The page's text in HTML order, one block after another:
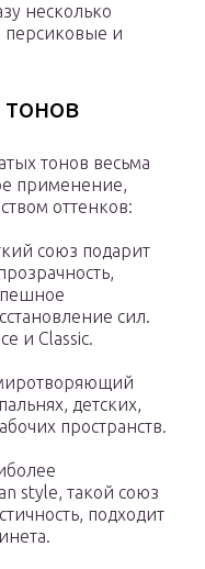
несколько
персиковые и
тонов весьма
применение,
оттенков:
союз подарит
сил.
и Classic.
детских,
пространств.
style, такой союз
подходит